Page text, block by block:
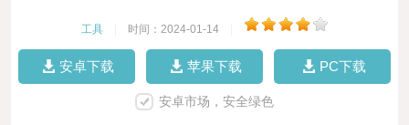
工具 时间：2024-01-14
安卓下载 苹果下载 PC下载
安卓市场，安全绿色